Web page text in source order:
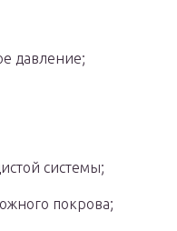
давление;
системы;
покрова;